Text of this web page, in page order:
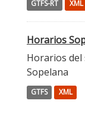
GTFS-RT XML
Horarios
Horarios
Sopelana
GTFS XML